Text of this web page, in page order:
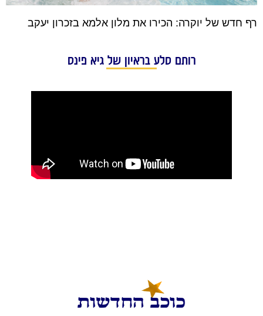
רף חדש של יוקרה: הכירו את מלון אלמא בזכרון יעקב
רותם סלע בראיון של גיא פינס